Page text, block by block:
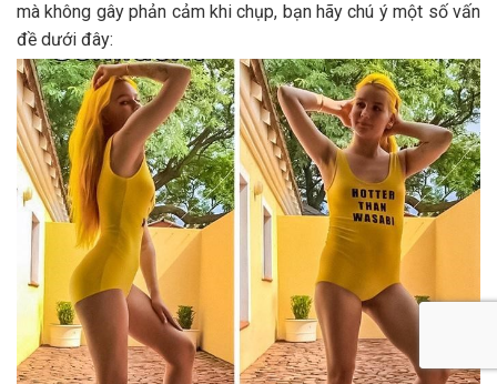
mà không gây phản cảm khi chụp, bạn hãy chú ý một số vấn
đề dưới đây: